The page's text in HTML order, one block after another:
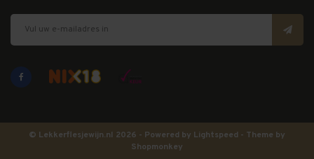
© Lekkerflesjewijn.nl 2026 - Powered by Lightspeed - Theme by
Shopmonkey